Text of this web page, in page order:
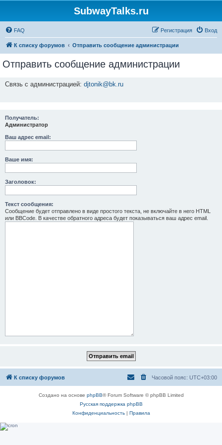
SubwayTalks.ru
FAQ Вход
Регистрация
К списку форумов Отправить сообщение администрации
Отправить сообщение администрации
Связь с администрацией: djtonik@bk.ru
Получатель:
Администратор
Ваш адрес email:
Ваше имя:
Заголовок:
Текст сообщения:
Сообщение будет отправлено в виде простого текста, не включайте в него HTML
или BBCode. В качестве обратного адреса будет показываться ваш адрес email.
К списку форумов Часовой пояс: UTC+03:00
Создано на основе phpBB® Forum Software © phpBB Limited
Русская поддержка phpBB
Конфиденциальность| Правила